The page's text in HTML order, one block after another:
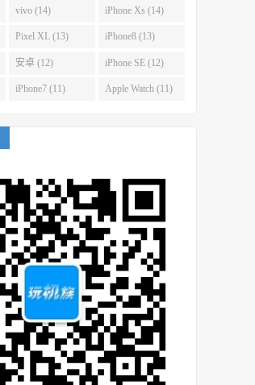
(14)
vivo (14) iPhone Xs (14)
Pixel XL (13) iPhone8 (13)
安卓 (12) iPhone SE (12)
iPhone7 (11) Apple Watch (11)